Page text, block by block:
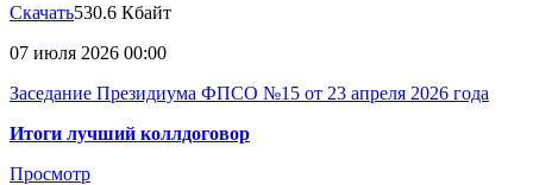
Скачать530.6 Кбайт
07 июля 2026 00:00
Заседание Президиума ФПСО №15 от 23 апреля 2026 года
Итоги лучший коллдоговор
Просмотр